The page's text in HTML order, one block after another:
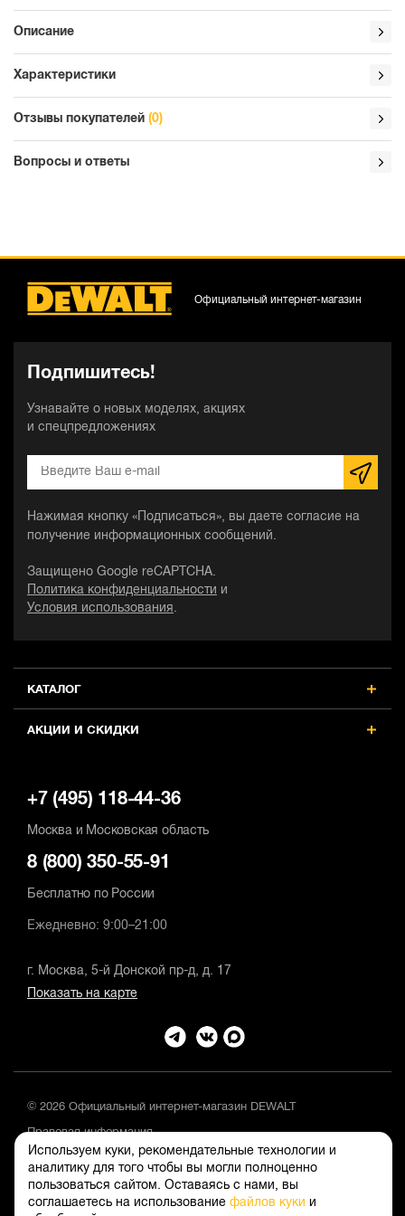
Используем куки, рекомендательные технологии и
аналитику для того чтобы вы могли полноценно
пользоваться сайтом. Оставаясь с нами, вы
соглашаетесь на использование файлов куки и
Описание
Характеристики
Отзывы покупателей (0)
Вопросы и ответы
КАТАЛОГ
АКЦИИ И СКИДКИ
Подпишитесь!
Узнавайте о новых моделях, акциях
и спецпредложениях
Нажимая кнопку «Подписаться», вы даете согласие на
получение информационных сообщений.
Защищено Google reCAPTCHA.
Политика конфиденциальности
и
Условия использования .
Официальный интернет-магазин
+7 (495) 118-44-36
Москва и Московская область
8 (800) 350-55-91
Бесплатно по России
Ежедневно: 9:00–21:00
г. Москва, 5-й Донской пр-д, д. 17
Показать на карте
© 2026 Официальный интернет-магазин DEWALT
Правовая информация
Положение об обработке и защите персональных данных